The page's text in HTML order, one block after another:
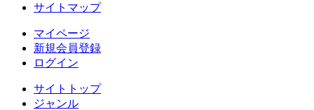
サイトマップ
マイページ
新規会員登録
ログイン
サイトトップ
ジャンル